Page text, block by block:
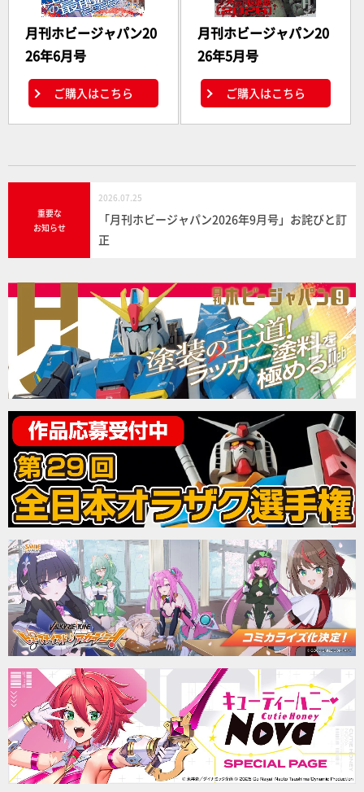
月刊ホビージャパン20
26年6月号
ご購入はこちら
月刊ホビージャパン20
26年5月号
ご購入はこちら
重要な
お知らせ
2026.07.25
「月刊ホビージャパン2026年9月号」お詫びと訂
正